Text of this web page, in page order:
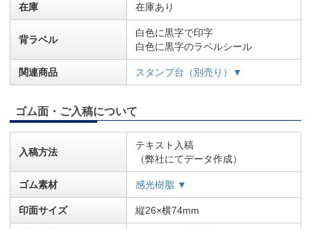
在庫 在庫あり
背ラベル
白色に黒字で印字
白色に黒字のラベルシール
関連商品 スタンプ台（別売り）▼
ゴム面・ご入稿について
入稿方法
テキスト入稿
（弊社にてデータ作成）
ゴム素材 感光樹脂 ▼
印面サイズ 縦26×横74mm